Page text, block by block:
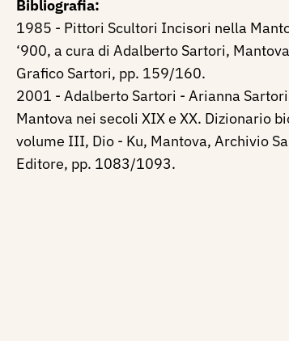
Bibliografia:
1985 - Pittori Scultori Incisori nella
‘900, a cura di Adalberto Sartori,
Grafico Sartori, pp. 159/160.
2001 - Adalberto Sartori - Arianna
Mantova nei secoli XIX e XX. Dizionario
volume III, Dio - Ku, Mantova, Archivio
Editore, pp. 1083/1093.